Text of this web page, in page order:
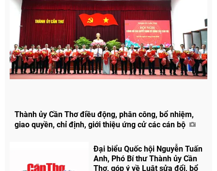
Thành ủy Cần Thơ điều động, phân công, bổ nhiệm,
giao quyền, chỉ định, giới thiệu ứng cử các cán bộ
Đại biểu Quốc hội Nguyễn Tuấn
Anh, Phó Bí thư Thành ủy Cần
Thơ, góp ý về Luật sửa đổi, bổ